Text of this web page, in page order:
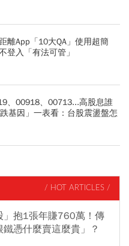
離App「10大QA」使用超簡
入「有法可管」
、00918、00713...高股息誰
基因」一表看：台股震盪盤怎
/ HOT ARTICLES /
」抱1張年賺760萬！傳
憑什麼賣這麼貴」？